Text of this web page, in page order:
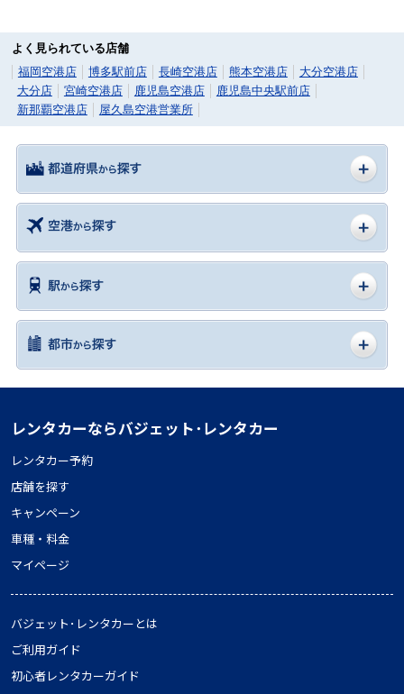
よく見られている店舗
福岡空港店
博多駅前店 長崎空港店 熊本空港店
大分空港店
大分店
宮崎空港店 鹿児島空港店
鹿児島中央駅前店
新那覇空港店
屋久島空港営業所
レンタカーならバジェット･レンタカー
レンタカー予約
店舗を探す
キャンペーン
車種・料金
マイページ
バジェット･レンタカーとは
ご利用ガイド
初心者レンタカーガイド